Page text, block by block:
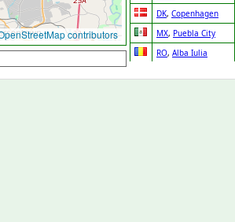
contributors
DK, Copenhagen
MX, Puebla City
RO, Alba Iulia